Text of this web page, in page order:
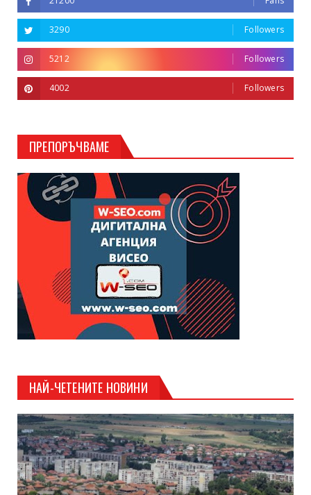
3290 Followers
5212 Followers
4002 Followers
ПРЕПОРЪЧВАМЕ
НАЙ-ЧЕТЕНИТЕ НОВИНИ